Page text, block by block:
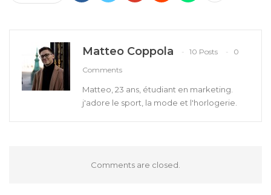
Matteo Coppola 10 Posts
0
Comments
Matteo, 23 ans, étudiant en marketing.
j'adore le sport, la mode et l'horlogerie.
Comments are closed.